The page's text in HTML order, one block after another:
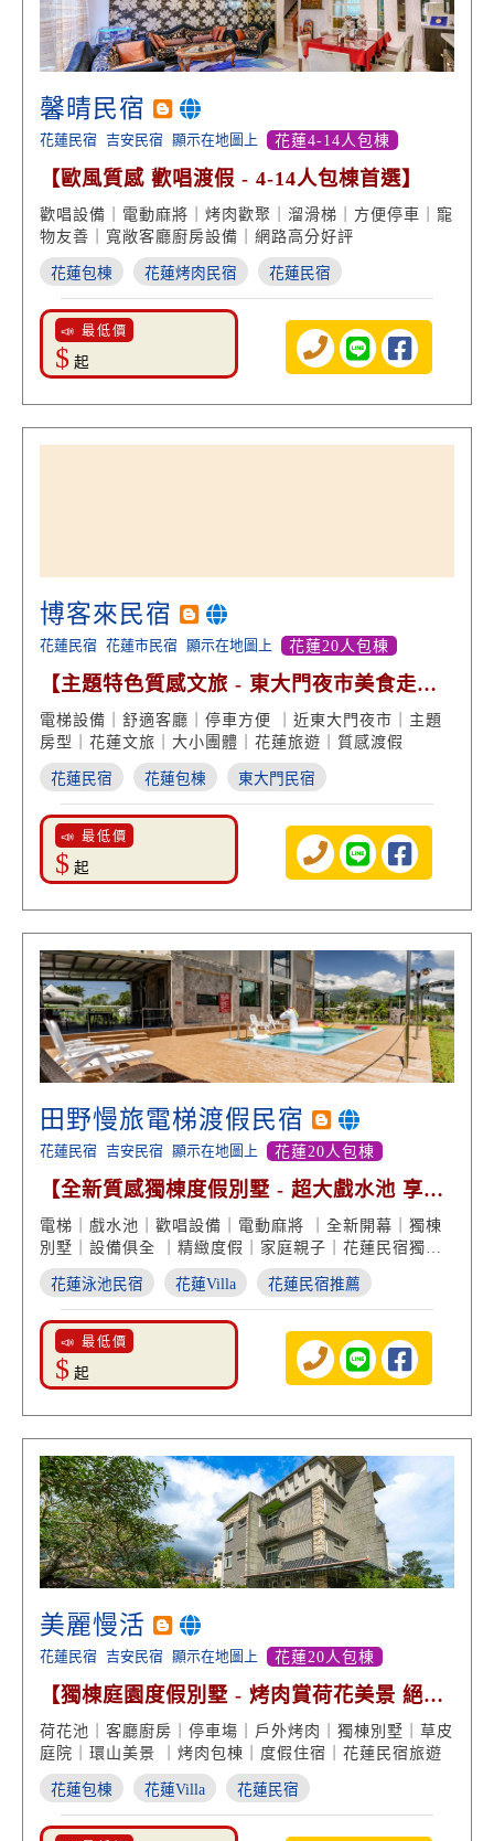
馨晴民宿
花蓮民宿 吉安民宿 顯示在地圖上 花蓮4-14人包棟
【歐風質感 歡唱渡假 - 4-14人包棟首選】
歡唱設備｜電動麻將｜烤肉歡聚｜溜滑梯｜方便停車｜寵
物友善｜寬敞客廳廚房設備｜網路高分好評
花蓮包棟 花蓮烤肉民宿 花蓮民宿
📣 最低價
$ 起
博客來民宿
花蓮民宿 花蓮市民宿 顯示在地圖上 花蓮20人包棟
【主題特色質感文旅 - 東大門夜市美食走路
就到】
電梯設備｜舒適客廳｜停車方便 ｜近東大門夜市｜主題
房型｜花蓮文旅｜大小團體｜花蓮旅遊｜質感渡假
花蓮民宿 花蓮包棟 東大門民宿
📣 最低價
$ 起
田野慢旅電梯渡假民宿
花蓮民宿 吉安民宿 顯示在地圖上 花蓮20人包棟
【全新質感獨棟度假別墅 - 超大戲水池 享受
全娛樂】
電梯｜戲水池｜歡唱設備｜電動麻將 ｜全新開幕｜獨棟
別墅｜設備俱全 ｜精緻度假｜家庭親子｜花蓮民宿獨棟
推薦
花蓮泳池民宿 花蓮Villa 花蓮民宿推薦
📣 最低價
$ 起
美麗慢活
花蓮民宿 吉安民宿 顯示在地圖上 花蓮20人包棟
【獨棟庭園度假別墅 - 烤肉賞荷花美景 絕美
舒適】
荷花池｜客廳廚房｜停車塲｜戶外烤肉｜獨棟別墅｜草皮
庭院｜環山美景 ｜烤肉包棟｜度假住宿｜花蓮民宿旅遊
花蓮包棟 花蓮Villa 花蓮民宿